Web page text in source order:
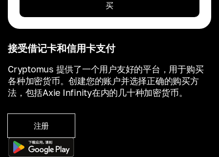
接受借记卡和信用卡支付
Cryptomus 提供了一个用户友好的平台，用于购买
各种加密货币。创建您的账户并选择正确的购买方
法，包括Axie Infinity在内的几十种加密货币。
注册
买